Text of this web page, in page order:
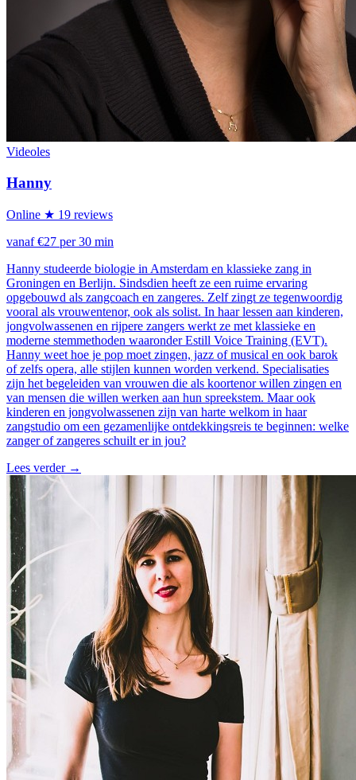
Videoles
Hanny
Online ★ 19 reviews
vanaf €27 per 30 min
Hanny studeerde biologie in Amsterdam en klassieke zang in
Groningen en Berlijn. Sindsdien heeft ze een ruime ervaring
opgebouwd als zangcoach en zangeres. Zelf zingt ze tegenwoordig
vooral als vrouwentenor, ook als solist. In haar lessen aan kinderen,
jongvolwassenen en rijpere zangers werkt ze met klassieke en
moderne stemmethoden waaronder Estill Voice Training (EVT).
Hanny weet hoe je pop moet zingen, jazz of musical en ook barok
of zelfs opera, alle stijlen kunnen worden verkend. Specialisaties
zijn het begeleiden van vrouwen die als koortenor willen zingen en
van mensen die willen werken aan hun spreekstem. Maar ook
kinderen en jongvolwassenen zijn van harte welkom in haar
zangstudio om een gezamenlijke ontdekkingsreis te beginnen: welke
zanger of zangeres schuilt er in jou?
Lees verder →